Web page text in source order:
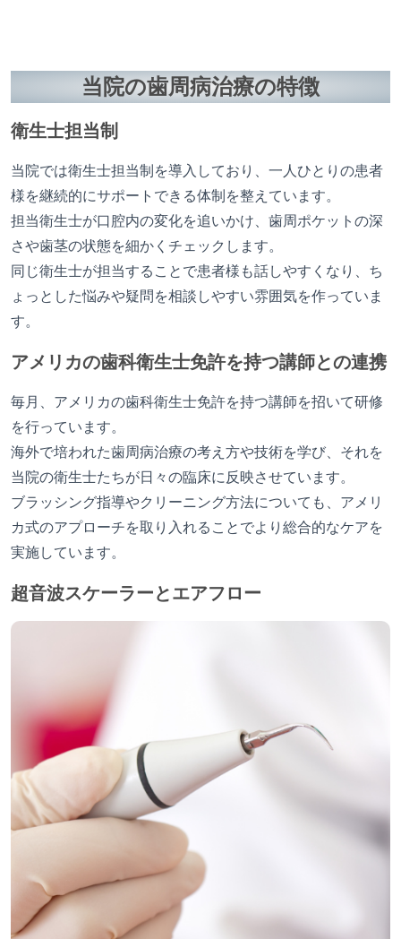
当院の歯周病治療の特徴
衛生士担当制
当院では衛生士担当制を導入しており、一人ひとりの患者
様を継続的にサポートできる体制を整えています。
担当衛生士が口腔内の変化を追いかけ、歯周ポケットの深
さや歯茎の状態を細かくチェックします。
同じ衛生士が担当することで患者様も話しやすくなり、ち
ょっとした悩みや疑問を相談しやすい雰囲気を作っていま
す。
アメリカの歯科衛生士免許を持つ講師との連携
毎月、アメリカの歯科衛生士免許を持つ講師を招いて研修
を行っています。
海外で培われた歯周病治療の考え方や技術を学び、それを
当院の衛生士たちが日々の臨床に反映させています。
ブラッシング指導やクリーニング方法についても、アメリ
カ式のアプローチを取り入れることでより総合的なケアを
実施しています。
超音波スケーラーとエアフロー